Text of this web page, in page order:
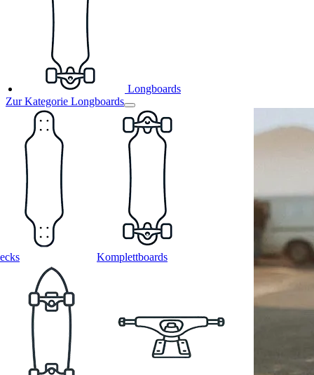
Longboards
Zur Kategorie Longboards
Komplettboards